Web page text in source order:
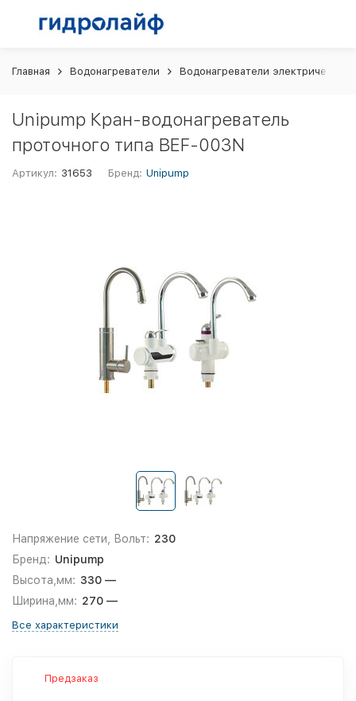
Главная Водонагреватели Водонагреватели электрические
Unipump Кран-водонагреватель
проточного типа BEF-003N
Артикул: 31653 Бренд: Unipump
Напряжение сети, Вольт: 230
Бренд: Unipump
Высота,мм: 330 —
Ширина,мм: 270 —
Все характеристики
Предзаказ